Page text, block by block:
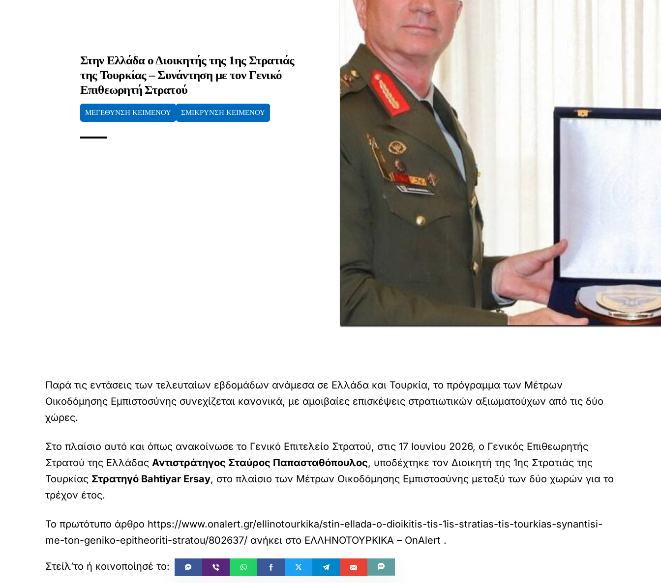
Στην Ελλάδα ο Διοικητής της 1ης Στρατιάς
της Τουρκίας – Συνάντηση με τον Γενικό
Επιθεωρητή Στρατού
ΜΕΓΕΘΥΝΣΗ ΚΕΙΜΕΝΟΥ ΣΜΙΚΡΥΝΣΗ ΚΕΙΜΕΝΟΥ
Παρά τις εντάσεις των τελευταίων εβδομάδων ανάμεσα σε Ελλάδα και Τουρκία, το πρόγραμμα των Μέτρων
Οικοδόμησης Εμπιστοσύνης συνεχίζεται κανονικά, με αμοιβαίες επισκέψεις στρατιωτικών αξιωματούχων από τις δύο
χώρες.
Στο πλαίσιο αυτό και όπως ανακοίνωσε το Γενικό Επιτελείο Στρατού, στις 17 Ιουνίου 2026, ο Γενικός Επιθεωρητής
Στρατού της Ελλάδας Αντιστράτηγος Σταύρος Παπασταθόπουλος, υποδέχτηκε τον Διοικητή της 1ης Στρατιάς της
Τουρκίας Στρατηγό Bahtiyar Ersay, στο πλαίσιο των Μέτρων Οικοδόμησης Εμπιστοσύνης μεταξύ των δύο χωρών για το
τρέχον έτος.
Το πρωτότυπο άρθρο https://www.onalert.gr/ellinotourkika/stin-ellada-o-dioikitis-tis-1is-stratias-tis-tourkias-synantisi-
me-ton-geniko-epitheoriti-stratou/802637/ ανήκει στο ΕΛΛΗΝΟΤΟΥΡΚΙΚΑ – OnAlert .